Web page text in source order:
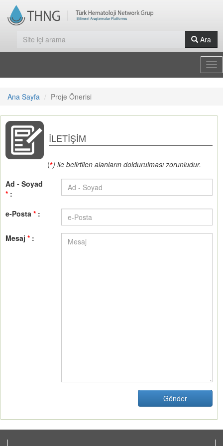
Ara
Ana Sayfa Proje Önerisi
İLETİŞİM
(*) ile belirtilen alanların doldurulması zorunludur.
Ad - Soyad
* :
e-Posta * :
Mesaj * :
Gönder